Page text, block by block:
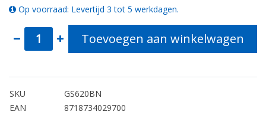
Op voorraad: Levertijd 3 tot 5 werkdagen.
Toevoegen aan winkelwagen
SKU
GS620BN
EAN
8718734029700